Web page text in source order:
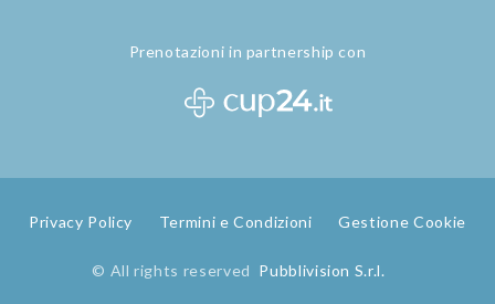
Prenotazioni in partnership con
Privacy Policy Termini e Condizioni Gestione Cookie
© All rights reserved Pubblivision S.r.l.